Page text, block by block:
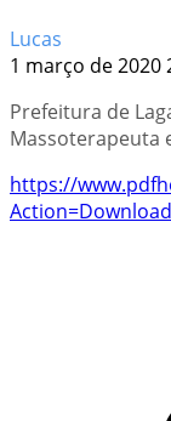
Lucas
1 março de 2020
Prefeitura de
Massoterapeuta
https://